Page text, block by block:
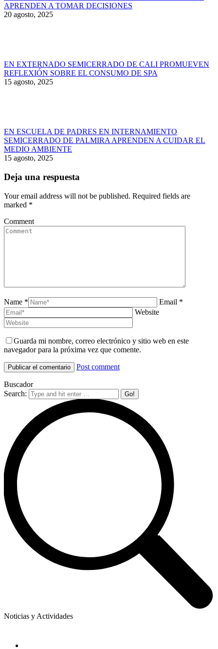
APRENDEN A TOMAR DECISIONES
20 agosto, 2025
EN EXTERNADO SEMICERRADO DE CALI PROMUEVEN
REFLEXIÓN SOBRE EL CONSUMO DE SPA
15 agosto, 2025
EN ESCUELA DE PADRES EN INTERNAMIENTO
SEMICERRADO DE PALMIRA APRENDEN A CUIDAR EL
MEDIO AMBIENTE
15 agosto, 2025
Deja una respuesta
Your email address will not be published. Required fields are
marked *
Comment
Name *
Email *
Website
Guarda mi nombre, correo electrónico y sitio web en este
navegador para la próxima vez que comente.
Post comment
Buscador
Search:
Noticias y Actividades